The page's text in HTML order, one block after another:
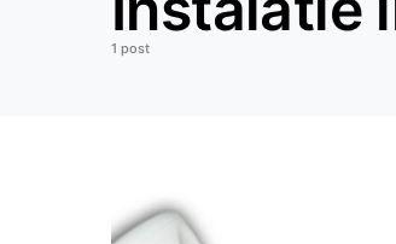
1 post